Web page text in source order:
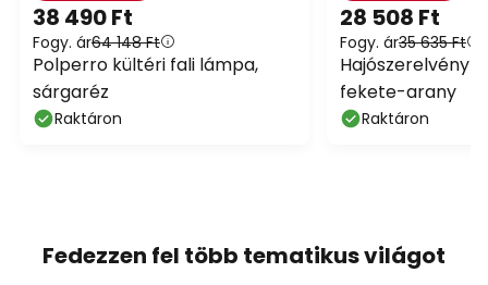
38 490 Ft
Fogy. ár64 148 Ft
Polperro kültéri fali lámpa,
sárgaréz
Raktáron
28 508 Ft
Fogy. ár35 635 Ft
Hajószerelvény
fekete-arany
Raktáron
Fedezzen fel több tematikus világot